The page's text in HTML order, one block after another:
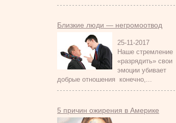
Близкие люди — негромоотвод
25-11-2017
Наше стремление
«разрядить» свои
эмоции убивает
добрые отношения конечно,...
5 причин ожирения в Америке